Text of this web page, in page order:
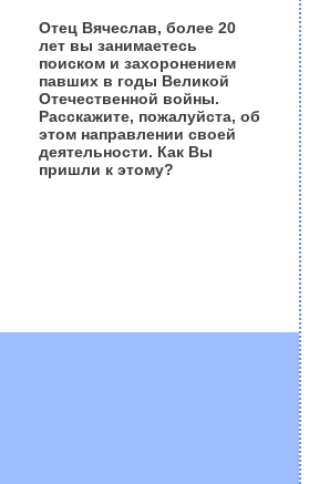
Отец Вячеслав, более 20
лет вы занимаетесь
поиском и захоронением
павших в годы Великой
Отечественной войны.
Расскажите, пожалуйста, об
этом направлении своей
деятельности. Как Вы
пришли к этому?